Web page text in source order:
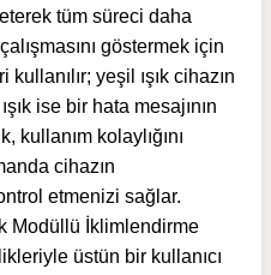
tüm süreci daha
göstermek için
kullanılır; yeşil ışık cihazın
ışık ise bir hata mesajının
kullanım kolaylığını
cihazın
etmenizi sağlar.
Modüllü İklimlendirme
üstün bir kullanıcı